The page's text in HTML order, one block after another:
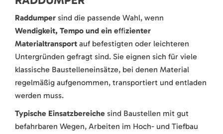
Raddumper sind die passende Wahl, wenn
Wendigkeit, Tempo und ein effizienter
Materialtransport auf befestigten oder leichteren
Untergründen gefragt sind. Sie eignen sich für viele
klassische Baustelleneinsätze, bei denen Material
regelmäßig aufgenommen, transportiert und entladen
werden muss.
Typische Einsatzbereiche sind Baustellen mit gut
befahrbaren Wegen, Arbeiten im Hoch- und Tiefbau